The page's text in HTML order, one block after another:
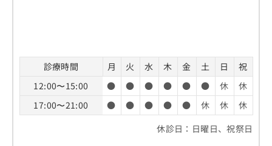
診療時間 月 火 水 木 金 土 日
祝
12:00〜15:00
● ● ● ● ● ● 休
休
17:00〜21:00
● ● ● ● ● 休 休
休
休診日：日曜日、祝祭日